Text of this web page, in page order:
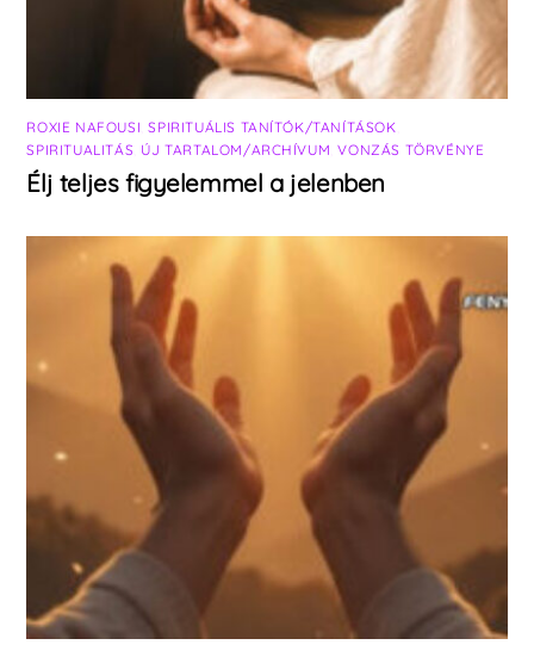
ROXIE NAFOUSI ,SPIRITUÁLIS TANÍTÓK/TANÍTÁSOK
SPIRITUALITÁS ÚJ TARTALOM/ARCHÍVUM ,VONZÁS TÖRVÉNYE
Élj teljes figyelemmel a jelenben